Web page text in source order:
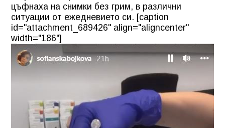
цъфнаха на снимки без грим, в различни
ситуации от ежедневието си. [caption
id="attachment_689426" align="aligncenter"
width="186"]